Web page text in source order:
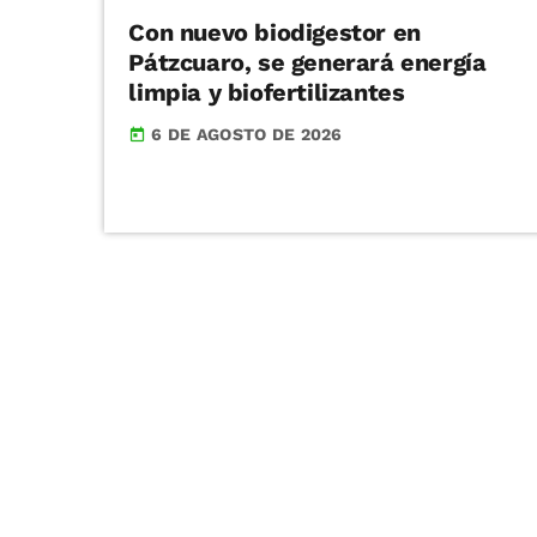
Con nuevo biodigestor en
Pátzcuaro, se generará energía
limpia y biofertilizantes
today 6 DE AGOSTO DE 2026